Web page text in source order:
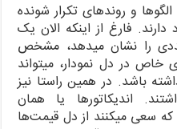
و روندهای تکرار شونده
فارغ از اینکه الان یک
را نشان میدهد، مشخص
در دل نمودار، میتواند
باشد. در همین راستا نیز
اندیکاتورها یا همان
سعی میکنند از دل قیمت‌ها